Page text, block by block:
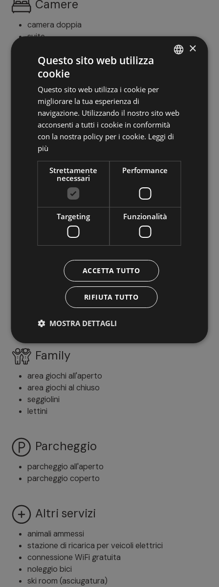
Camere
camera doppia
suite
camera singola
Posizione
vicino agli impianti di risalita
centrale
posizione tranquilla
Benessere
bagno turco
idromassaggio
trattamenti corpo
All'aperto
sdraio/lettini
Family
area giochi all'aperto
area giochi al chiuso
seggiolini
lettini
Parcheggio
parcheggio all'aperto
parcheggio coperto
Altri servizi
animali ammessi
stazione di ricarica per veicoli elettrici
connessione WiFi gratuita
noleggio bici
ski room (asciugatura)
×
Questo sito web utilizza
cookie
Questo sito web utilizza i cookie per
migliorare la tua esperienza di
navigazione. Utilizzando il nostro sito web
acconsenti a tutti i cookie in conformità
con la nostra policy per i cookie. Leggi di
più
Strettamente
necessari
Performance
Targeting Funzionalità
ACCETTA TUTTO
RIFIUTA TUTTO
MOSTRA DETTAGLI